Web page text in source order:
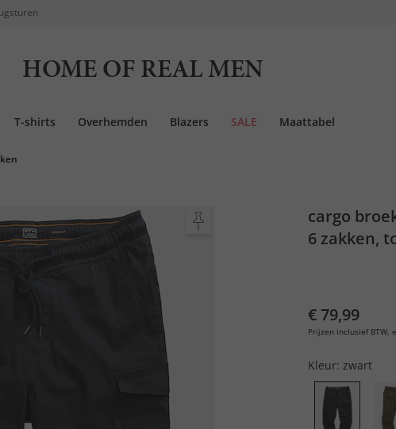
HOME OF REAL MEN
T-shirts Overhemden Blazers SALE Maattabel
cargo
6 zakken,
€ 79,99
Prijzen inclusief BTW,
Kleur: zwart